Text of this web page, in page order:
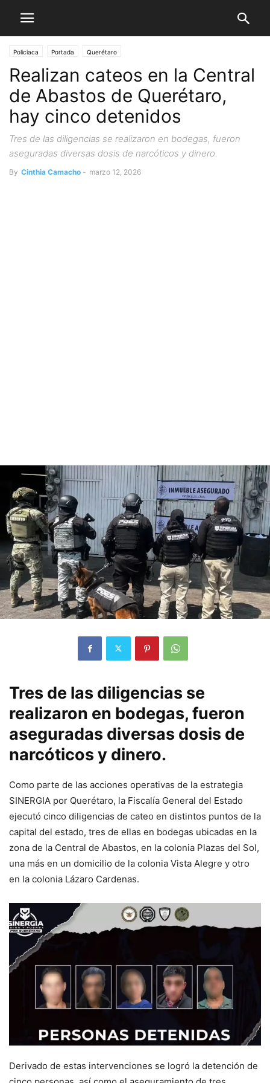
Policiaca Portada Querétaro
Realizan cateos en la Central
de Abastos de Querétaro,
hay cinco detenidos
Tres de las diligencias se realizaron en bodegas, fueron
aseguradas diversas dosis de narcóticos y dinero.
By Cinthia Camacho - marzo 12, 2026
Tres de las diligencias se
realizaron en bodegas, fueron
aseguradas diversas dosis de
narcóticos y dinero.
Como parte de las acciones operativas de la estrategia
SINERGIA por Querétaro, la Fiscalía General del Estado
ejecutó cinco diligencias de cateo en distintos puntos de la
capital del estado, tres de ellas en bodegas ubicadas en la
zona de la Central de Abastos, en la colonia Plazas del Sol,
una más en un domicilio de la colonia Vista Alegre y otro
en la colonia Lázaro Cardenas.
Derivado de estas intervenciones se logró la detención de